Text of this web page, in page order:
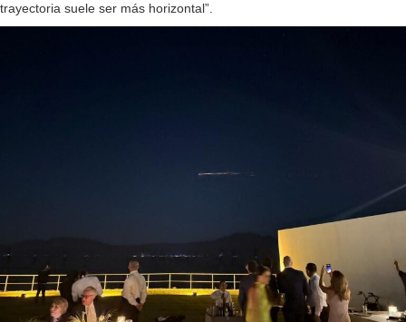
trayectoria suele ser más horizontal”.